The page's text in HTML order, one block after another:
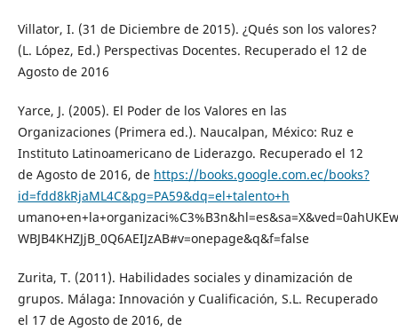
Villator, I. (31 de Diciembre de 2015). ¿Qués son los valores?
(L. López, Ed.) Perspectivas Docentes. Recuperado el 12 de
Agosto de 2016
Yarce, J. (2005). El Poder de los Valores en las
Organizaciones (Primera ed.). Naucalpan, México: Ruz e
Instituto Latinoamericano de Liderazgo. Recuperado el 12
de Agosto de 2016, de https://books.google.com.ec/books?
id=fdd8kRjaML4C&pg=PA59&dq=el+talento+h
WBJB4KHZJjB_0Q6AEIJzAB#v=onepage&q&f=false
Zurita, T. (2011). Habilidades sociales y dinamización de
grupos. Málaga: Innovación y Cualificación, S.L. Recuperado
el 17 de Agosto de 2016, de